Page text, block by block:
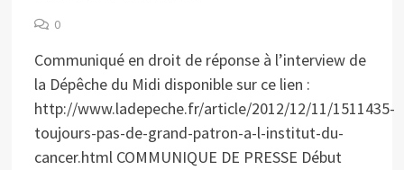
0
Communiqué en droit de réponse à l’interview de
la Dépêche du Midi disponible sur ce lien :
http://www.ladepeche.fr/article/2012/12/11/1511435-
toujours-pas-de-grand-patron-a-l-institut-du-
cancer.html COMMUNIQUE DE PRESSE Début